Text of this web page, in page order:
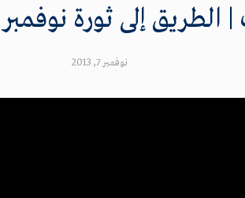
إلى ثورة نوفمبر 54 | أسئلة ج 3/2
نوفمبر 7, 2013